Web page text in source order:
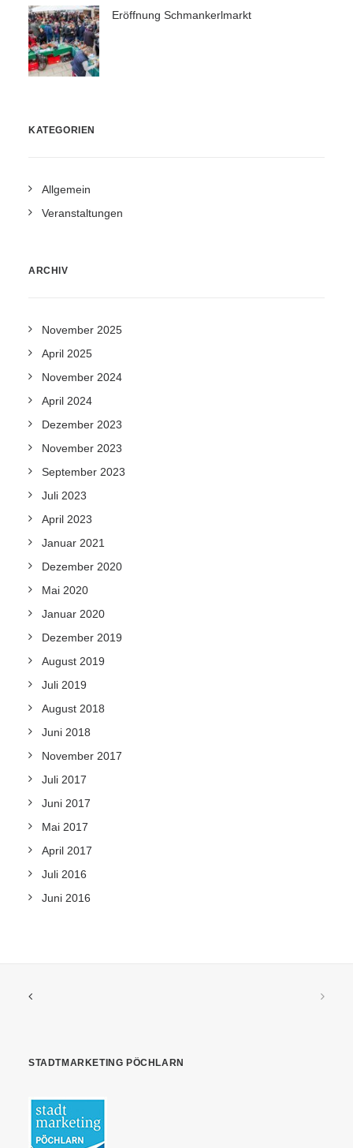
Eröffnung Schmankerlmarkt
KATEGORIEN
Allgemein
Veranstaltungen
ARCHIV
November 2025
April 2025
November 2024
April 2024
Dezember 2023
November 2023
September 2023
Juli 2023
April 2023
Januar 2021
Dezember 2020
Mai 2020
Januar 2020
Dezember 2019
August 2019
Juli 2019
August 2018
Juni 2018
November 2017
Juli 2017
Juni 2017
Mai 2017
April 2017
Juli 2016
Juni 2016
STADTMARKETING PÖCHLARN